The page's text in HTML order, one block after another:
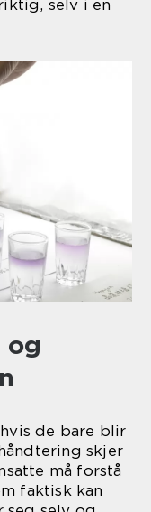
selv i en
de bare blir
skjer
må forstå
faktisk kan